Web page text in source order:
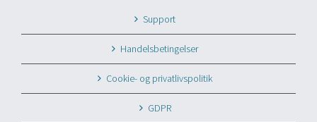
Support
Handelsbetingelser
Cookie- og privatlivspolitik
GDPR